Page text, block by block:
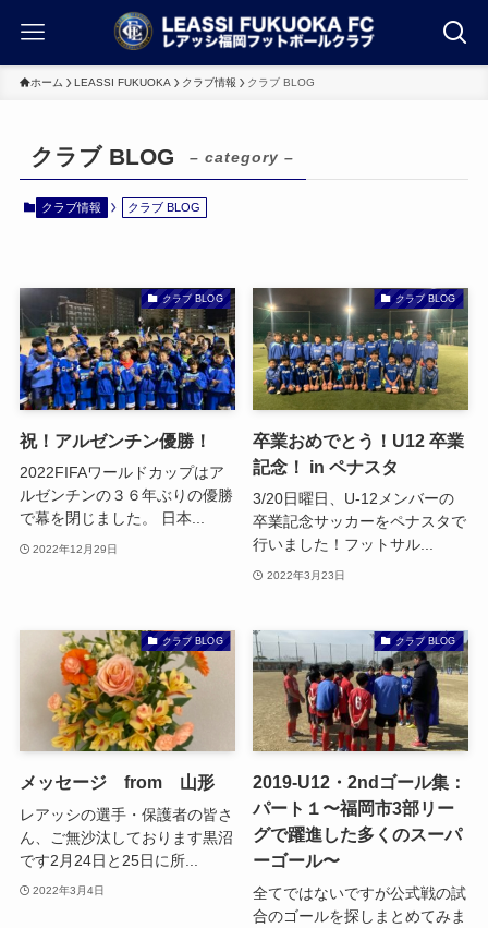
ホーム LEASSI FUKUOKA クラブ情報 クラブ BLOG
クラブ BLOG – category –
クラブ情報 クラブ BLOG
クラブ BLOG
祝！アルゼンチン優勝！
2022FIFAワールドカップはア
ルゼンチンの３６年ぶりの優勝
で幕を閉じました。 日本...
2022年12月29日
クラブ BLOG
卒業おめでとう！U12 卒業
記念！ in ペナスタ
3/20日曜日、U-12メンバーの
卒業記念サッカーをペナスタで
行いました！フットサル...
2022年3月23日
クラブ BLOG
メッセージ from 山形
レアッシの選手・保護者の皆さ
ん、ご無沙汰しております黒沼
です2月24日と25日に所...
2022年3月4日
クラブ BLOG
2019-U12・2ndゴール集：
パート１〜福岡市3部リー
グで躍進した多くのスーパ
ーゴール〜
全てではないですが公式戦の試
合のゴールを探しまとめてみま